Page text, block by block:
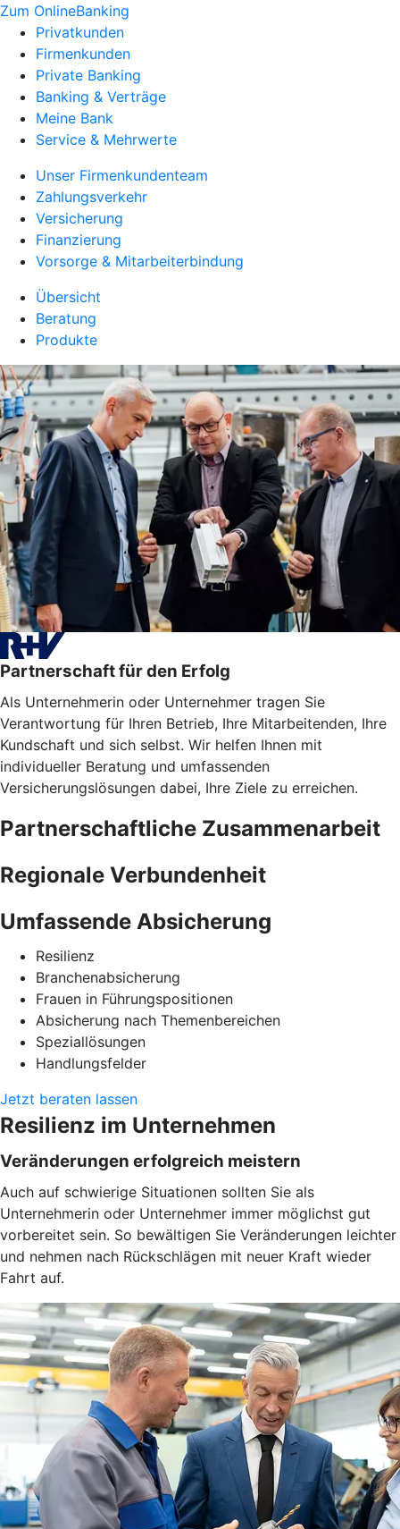
Zum OnlineBanking
Privatkunden
Firmenkunden
Private Banking
Banking & Verträge
Meine Bank
Service & Mehrwerte
Unser Firmenkundenteam
Zahlungsverkehr
Versicherung
Finanzierung
Vorsorge & Mitarbeiterbindung
Übersicht
Beratung
Produkte
Partnerschaft für den Erfolg
Als Unternehmerin oder Unternehmer tragen Sie
Verantwortung für Ihren Betrieb, Ihre Mitarbeitenden, Ihre
Kundschaft und sich selbst. Wir helfen Ihnen mit
individueller Beratung und umfassenden
Versicherungslösungen dabei, Ihre Ziele zu erreichen.
Partnerschaftliche Zusammenarbeit
Regionale Verbundenheit
Umfassende Absicherung
Resilienz
Branchenabsicherung
Frauen in Führungspositionen
Absicherung nach Themenbereichen
Speziallösungen
Handlungsfelder
Jetzt beraten lassen
Resilienz im Unternehmen
Veränderungen erfolgreich meistern
Auch auf schwierige Situationen sollten Sie als
Unternehmerin oder Unternehmer immer möglichst gut
vorbereitet sein. So bewältigen Sie Veränderungen leichter
und nehmen nach Rückschlägen mit neuer Kraft wieder
Fahrt auf.